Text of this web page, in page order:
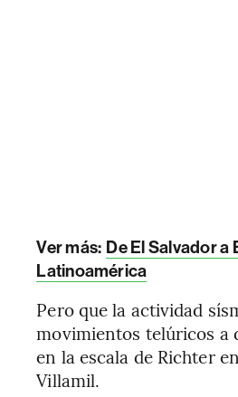
Ver más: De El Salvador a
Latinoamérica
Pero que la actividad
movimientos telúricos a
en la escala de Richter
Villamil.